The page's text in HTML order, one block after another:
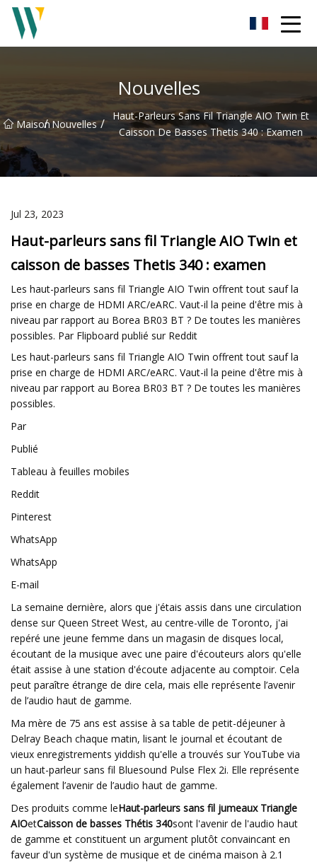
Nouvelles
Maison
/ Nouvelles /
Haut-Parleurs Sans Fil Triangle AIO Twin Et
Caisson De Basses Thetis 340 : Examen
Jul 23, 2023
Haut-parleurs sans fil Triangle AIO Twin et
caisson de basses Thetis 340 : examen
Les haut-parleurs sans fil Triangle AIO Twin offrent tout sauf la
prise en charge de HDMI ARC/eARC. Vaut-il la peine d'être mis à
niveau par rapport au Borea BR03 BT ? De toutes les manières
possibles. Par Flipboard publié sur Reddit
Les haut-parleurs sans fil Triangle AIO Twin offrent tout sauf la
prise en charge de HDMI ARC/eARC. Vaut-il la peine d'être mis à
niveau par rapport au Borea BR03 BT ? De toutes les manières
possibles.
Par
Publié
Tableau à feuilles mobiles
Reddit
Pinterest
WhatsApp
WhatsApp
E-mail
La semaine dernière, alors que j'étais assis dans une circulation
dense sur Queen Street West, au centre-ville de Toronto, j'ai
repéré une jeune femme dans un magasin de disques local,
écoutant de la musique avec une paire d'écouteurs alors qu'elle
était assise à une station d'écoute adjacente au comptoir. Cela
peut paraître étrange de dire cela, mais elle représente l’avenir
de l’audio haut de gamme.
Ma mère de 75 ans est assise à sa table de petit-déjeuner à
Delray Beach chaque matin, lisant le journal et écoutant de
vieux enregistrements yiddish qu'elle a trouvés sur YouTube via
un haut-parleur sans fil Bluesound Pulse Flex 2i. Elle représente
également l’avenir de l’audio haut de gamme.
Des produits comme leHaut-parleurs sans fil jumeaux Triangle
AIOetCaisson de basses Thétis 340sont l'avenir de l'audio haut
de gamme et constituent un argument plutôt convaincant en
faveur d'un système de musique et de cinéma maison à 2.1